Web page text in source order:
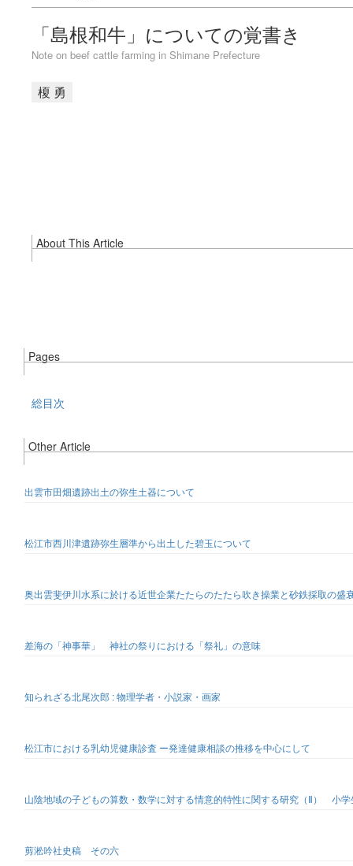
「島根和牛」についての覚書き
Note on beef cattle farming in Shimane Prefecture
榎 勇
About This Article
Pages
総目次
Other Article
出雲市田畑遺跡出土の弥生土器について
松江市西川津遺跡弥生層準から出土した碧玉について
奥出雲斐伊川水系に於ける近世企業たたらのたたら吹き操業と砂鉄採取の
差海の「神事華」 神社の祭りにおける「祭礼」の意味
知られざる北尾次郎 : 物理学者・小説家・画家
松江市における乳幼児健康診査 ー発達健康相談の推移を中心にして
山陰地域の子どもの算数・数学に対する情意的特性に関する研究（Ⅱ） 小
剪淞吟社史稿 その六